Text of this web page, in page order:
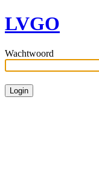
LVGO
Wachtwoord